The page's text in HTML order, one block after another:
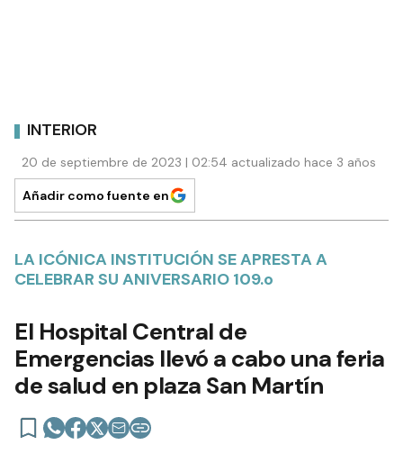
INTERIOR
20 de septiembre de 2023 | 02:54 actualizado hace 3 años
Añadir como fuente en
LA ICÓNICA INSTITUCIÓN SE APRESTA A
CELEBRAR SU ANIVERSARIO 109.o
El Hospital Central de
Emergencias llevó a cabo una feria
de salud en plaza San Martín